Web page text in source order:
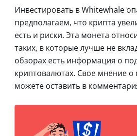
Инвестировать в Whitewhale
предполагаем, что крипта
есть и риски. Эта монета
таких, в которые лучше не
обзорах есть информация о
криптовалютах. Свое мнение
можете оставить в